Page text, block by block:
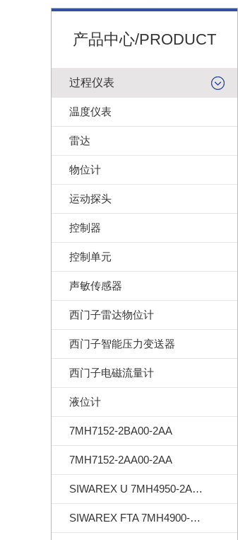
产品中心/PRODUCT
过程仪表
温度仪表
雷达
物位计
运动探头
控制器
控制单元
声敏传感器
西门子雷达物位计
西门子智能压力变送器
西门子电磁流量计
液位计
7MH7152-2BA00-2AA
7MH7152-2AA00-2AA
SIWAREX U 7MH4950-2AA01
SIWAREX FTA 7MH4900-2AA01